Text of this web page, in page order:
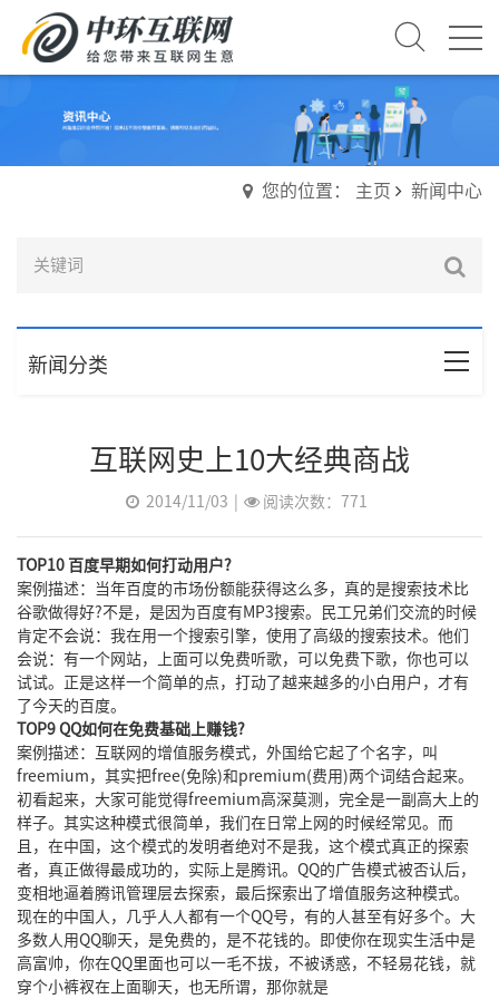
您的位置： 主页 新闻中心
新闻分类
互联网史上10大经典商战
2014/11/03 阅读次数：771
TOP10 百度早期如何打动用户?
案例描述：当年百度的市场份额能获得这么多，真的是搜索技术比
谷歌做得好?不是，是因为百度有MP3搜索。民工兄弟们交流的时候
肯定不会说：我在用一个搜索引擎，使用了高级的搜索技术。他们
会说：有一个网站，上面可以免费听歌，可以免费下歌，你也可以
试试。正是这样一个简单的点，打动了越来越多的小白用户，才有
了今天的百度。
TOP9 QQ如何在免费基础上赚钱?
案例描述：互联网的增值服务模式，外国给它起了个名字，叫
freemium，其实把free(免除)和premium(费用)两个词结合起来。
初看起来，大家可能觉得freemium高深莫测，完全是一副高大上的
样子。其实这种模式很简单，我们在日常上网的时候经常见。而
且，在中国，这个模式的发明者绝对不是我，这个模式真正的探索
者，真正做得最成功的，实际上是腾讯。QQ的广告模式被否认后，
变相地逼着腾讯管理层去探索，最后探索出了增值服务这种模式。
现在的中国人，几乎人人都有一个QQ号，有的人甚至有好多个。大
多数人用QQ聊天，是免费的，是不花钱的。即使你在现实生活中是
高富帅，你在QQ里面也可以一毛不拔，不被诱惑，不轻易花钱，就
穿个小裤衩在上面聊天，也无所谓，那你就是